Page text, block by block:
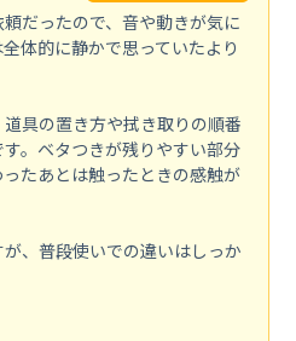
だったので、音や動きが気に
体的に静かで思っていたより
具の置き方や拭き取りの順番
。ベタつきが残りやすい部分
たあとは触ったときの感触が
、普段使いでの違いはしっか